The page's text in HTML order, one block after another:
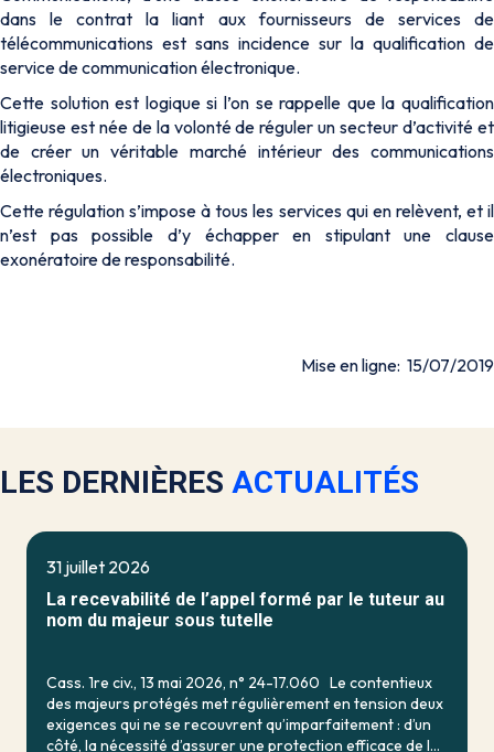
dans le contrat la liant aux fournisseurs de services de
télécommunications est sans incidence sur la qualification de
service de communication électronique.
Cette solution est logique si l’on se rappelle que la qualification
litigieuse est née de la volonté de réguler un secteur d’activité et
de créer un véritable marché intérieur des communications
électroniques.
Cette régulation s’impose à tous les services qui en relèvent, et il
n’est pas possible d’y échapper en stipulant une clause
exonératoire de responsabilité.
Mise en ligne: 15/07/2019
LES DERNIÈRES ACTUALITÉS
31 juillet 2026
La recevabilité de l’appel formé par le tuteur au
nom du majeur sous tutelle
Cass. 1re civ., 13 mai 2026, n° 24-17.060 Le contentieux
des majeurs protégés met régulièrement en tension deux
exigences qui ne se recouvrent qu’imparfaitement : d’un
côté, la nécessité d’assurer une protection efficace de la